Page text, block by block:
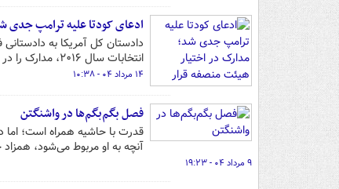
ادعای کودتا علیه ترامپ جدی
دادستان کل آمریکا به
انتخابات سال ۲۰۱۶، مدارک را در اختیار یک «هیئت منصفه عالی» قرار دهد.
۱۴ مرداد ۰۴ - ۱۰:۳۸
فصل بگم‌بگم‌ها در واشنگتن
قدرت با حاشیه همراه است؛ اما
آنچه به او مربوط می‌شود،
۹ مرداد ۰۴ - ۱۹:۲۳